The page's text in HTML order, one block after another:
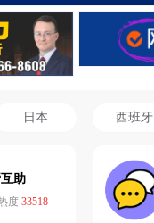
日本 西班牙
助
度 33518